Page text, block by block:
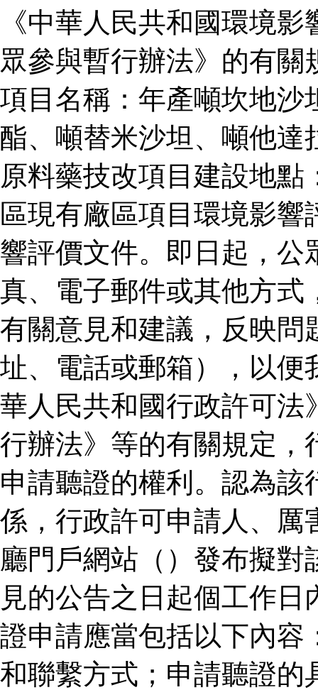
《中華人民共和國環境
眾參與暫行辦法》的有
項目名稱：年產噸坎地沙
酯、噸替米沙坦、噸他達
原料藥技改項目建設地
區現有廠區項目環境影
響評價文件。即日起，公
真、電子郵件或其他方式
有關意見和建議，反映問
址、電話或郵箱），以便
華人民共和國行政許可法
行辦法》等的有關規定，
申請聽證的權利。認為
係，行政許可申請人、厲
廳門戶網站（）發布擬
見的公告之日起個工作
證申請應當包括以下內容
和聯繫方式；申請聽證的